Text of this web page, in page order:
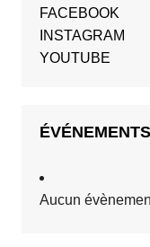
FACEBOOK
INSTAGRAM
YOUTUBE
ÉVÉNEMENTS
Aucun